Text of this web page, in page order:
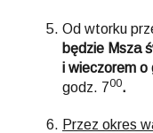
Od wtorku
będzie Msza
i wieczorem o
godz. 700.
Przez okres